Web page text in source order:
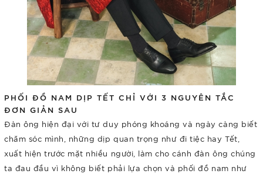
PHỐI ĐỒ NAM DỊP TẾT CHỈ VỚI 3 NGUYÊN TẮC
ĐƠN GIẢN SAU
Đàn ông hiện đại với tư duy phóng khoáng và ngày càng biết
chăm sóc mình, những dịp quan trọng như đi tiệc hay Tết,
xuất hiện trước mặt nhiều người, làm cho cánh đàn ông chúng
ta đau đầu vì không biết phải lựa chọn và phối đồ nam như